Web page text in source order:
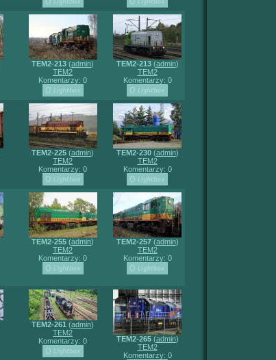
TEM2-213 (admin)
TEM2
Komentarzy: 0
TEM2-213(admin)
TEM2
Komentarzy: 0
TEM2-225 (admin)
TEM2
Komentarzy: 0
TEM2-230(admin)
TEM2
Komentarzy: 0
TEM2-255 (admin)
TEM2
Komentarzy: 0
TEM2-257(admin)
TEM2
Komentarzy: 0
TEM2-261 (admin)
TEM2
Komentarzy: 0
TEM2-265(admin)
TEM2
Komentarzy: 0